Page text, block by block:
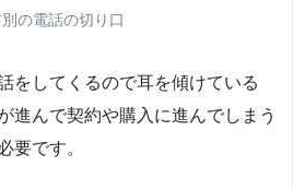
の電話の切り口
をしてくるので耳を傾けている
進んで契約や購入に進んでしまう
要です。